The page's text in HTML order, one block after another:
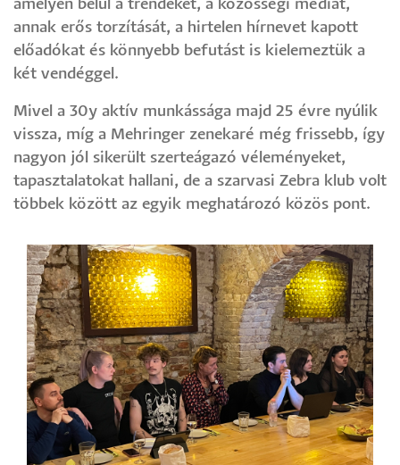
amelyen belül a trendeket, a közösségi médiát,
annak erős torzítását, a hirtelen hírnevet kapott
előadókat és könnyebb befutást is kielemeztük a
két vendéggel.
Mivel a 30y aktív munkássága majd 25 évre nyúlik
vissza, míg a Mehringer zenekaré még frissebb, így
nagyon jól sikerült szerteágazó véleményeket,
tapasztalatokat hallani, de a szarvasi Zebra klub volt
többek között az egyik meghatározó közös pont.